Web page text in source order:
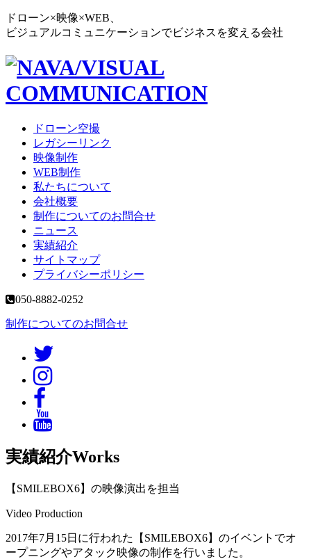
ドローン×映像×WEB、
ビジュアルコミュニケーションでビジネスを変える会社
ドローン空撮
レガシーリンク
映像制作
WEB制作
私たちについて
会社概要
制作についてのお問合せ
ニュース
実績紹介
サイトマップ
プライバシーポリシー
050-8882-0252
制作についてのお問合せ
実績紹介Works
【SMILEBOX6】の映像演出を担当
Video Production
2017年7月15日に行われた【SMILEBOX6】のイベントでオ
ープニングやアタック映像の制作を行いました。